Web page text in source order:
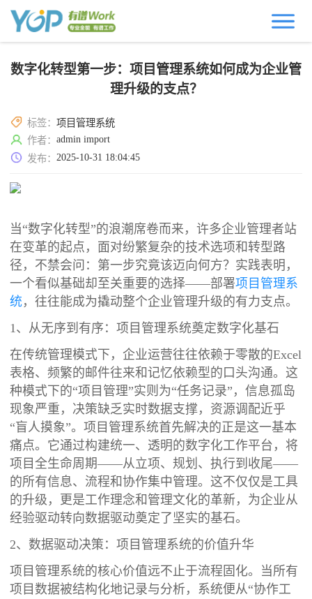
数字化转型第一步：项目管理系统如何成为企业管
理升级的支点？
标签：项目管理系统
作者：admin import
发布：2025-10-31 18:04:45
当“数字化转型”的浪潮席卷而来，许多企业管理者站
在变革的起点，面对纷繁复杂的技术选项和转型路
径，不禁会问：第一步究竟该迈向何方？实践表明，
一个看似基础却至关重要的选择——部署项目管理系
统，往往能成为撬动整个企业管理升级的有力支点。
1、从无序到有序：项目管理系统奠定数字化基石
在传统管理模式下，企业运营往往依赖于零散的Excel
表格、频繁的邮件往来和记忆依赖型的口头沟通。这
种模式下的“项目管理”实则为“任务记录”，信息孤岛
现象严重，决策缺乏实时数据支撑，资源调配近乎
“盲人摸象”。项目管理系统首先解决的正是这一基本
痛点。它通过构建统一、透明的数字化工作平台，将
项目全生命周期——从立项、规划、执行到收尾——
的所有信息、流程和协作集中管理。这不仅仅是工具
的升级，更是工作理念和管理文化的革新，为企业从
经验驱动转向数据驱动奠定了坚实的基石。
2、数据驱动决策：项目管理系统的价值升华
项目管理系统的核心价值远不止于流程固化。当所有
项目数据被结构化地记录与分析，系统便从“协作工